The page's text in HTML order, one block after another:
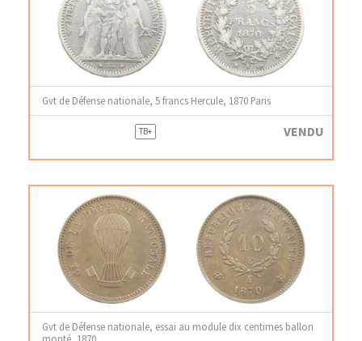
Gvt de Défense nationale, 5 francs Hercule, 1870 Paris
TB+ VENDU
Gvt de Défense nationale, essai au module dix centimes ballon